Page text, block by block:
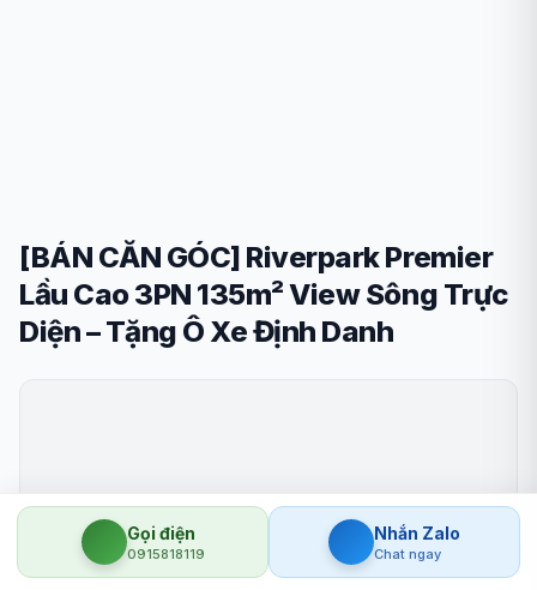
[BÁN CĂN GÓC] Riverpark Premier
Lầu Cao 3PN 135m² View Sông Trực
Diện – Tặng Ô Xe Định Danh
Gọi điện
0915818119
Nhắn Zalo
Chat ngay